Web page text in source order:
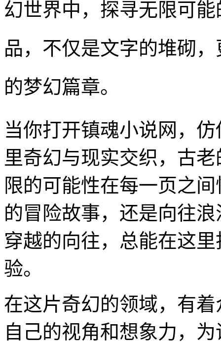
幻世界中，探寻无限可
品，不仅是文字的堆砌
的梦幻篇章。
当你打开镇魂小说网，
里奇幻与现实交织，古
限的可能性在每一页之
的冒险故事，还是向往
穿越的向往，总能在这
验。
在这片奇幻的领域，有
自己的视角和想象力，